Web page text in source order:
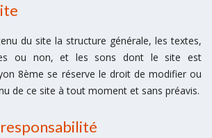
du site la structure générale, les textes,
ou non, et les sons dont le site est
8ème se réserve le droit de modifier ou
de ce site à tout moment et sans préavis.